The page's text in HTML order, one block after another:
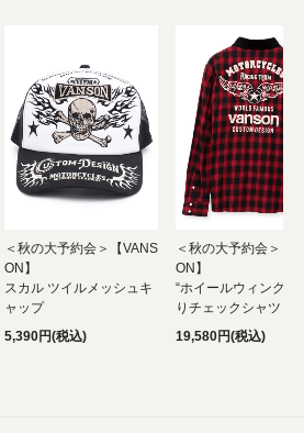
＜秋の大予約会＞【VANS
ON】
スカル ツイルメッシュキ
ャップ
5,390円(税込)
＜秋の大予約会＞【
ON】
“ホイールウィング”
りチェックシャツ
19,580円(税込)